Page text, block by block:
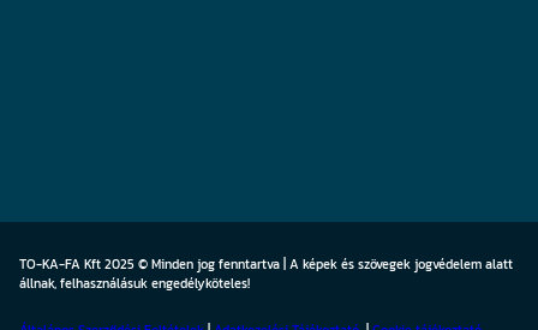
TO-KA-FA Kft 2025 © Minden jog fenntartva | A képek és szövegek jogvédelem alatt
állnak, felhasználásuk engedélyköteles!